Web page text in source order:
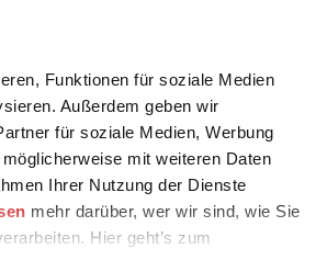
Funktionen für soziale Medien
Außerdem geben wir
für soziale Medien, Werbung
mit weiteren Daten
Ihrer Nutzung der Dienste
mehr darüber, wer wir sind, wie Sie
Hier geht’s zum